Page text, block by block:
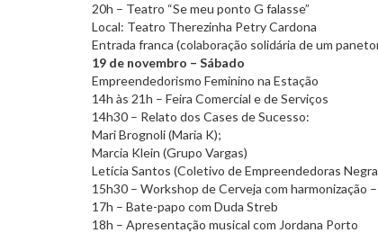
20h – Teatro “Se meu ponto G falasse”
Local: Teatro Therezinha Petry Cardona
Entrada franca (colaboração solidária de um
19 de novembro – Sábado
Empreendedorismo Feminino na Estação
14h às 21h – Feira Comercial e de Serviços
14h30 – Relato dos Cases de Sucesso:
Mari Brognoli (Maria K);
Marcia Klein (Grupo Vargas)
Letícia Santos (Coletivo de Empreendedoras
15h30 – Workshop de Cerveja com harmonização
17h – Bate-papo com Duda Streb
18h – Apresentação musical com Jordana Porto